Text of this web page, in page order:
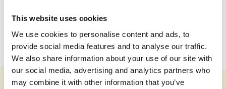
This website uses cookies
We use cookies to personalise content and ads, to
provide social media features and to analyse our traffic.
We also share information about your use of our site with
our social media, advertising and analytics partners who
may combine it with other information that you’ve